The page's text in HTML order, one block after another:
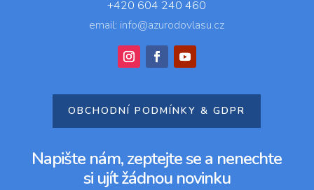
+420 604 240 460
email: info@azurodovlasu.cz
OBCHODNÍ PODMÍNKY & GDPR
Napište nám, zeptejte se a nenechte
si ujít žádnou novinku